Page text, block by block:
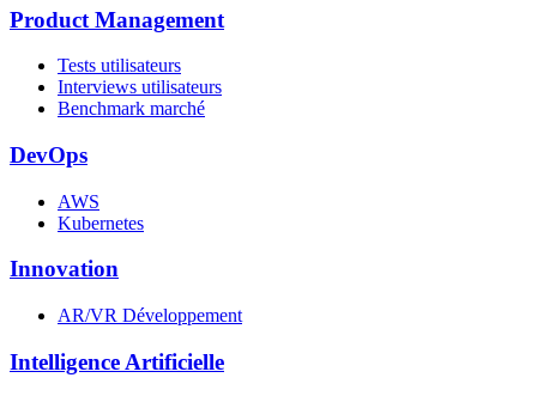
Product Management
Tests utilisateurs
Interviews utilisateurs
Benchmark marché
DevOps
AWS
Kubernetes
Innovation
AR/VR Développement
Intelligence Artificielle